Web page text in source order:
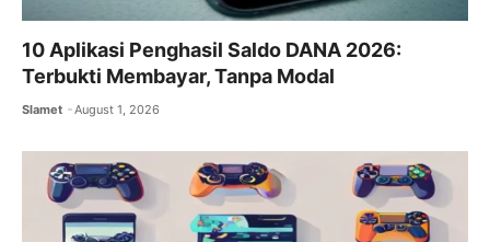
10 Aplikasi Penghasil Saldo DANA 2026:
Terbukti Membayar, Tanpa Modal
Slamet August 1, 2026